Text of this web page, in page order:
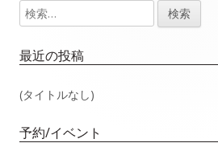
ビ
ゲ
ー
シ
メ
イ
ン
検
索:
最近の投稿
(タイトルなし)
予約/イベント